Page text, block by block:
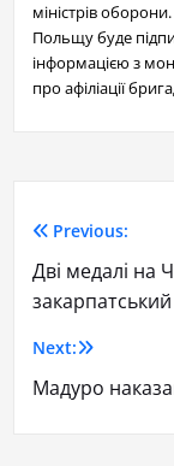
міністрів
Польщу буде
інформацією з
про афіліації
Previous:
Дві медалі на
Next:
Мадуро